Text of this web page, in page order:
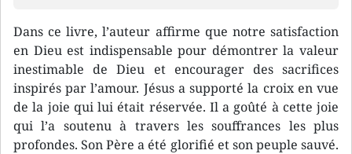
Dans ce livre, l’auteur affirme que notre satisfaction
en Dieu est indispensable pour démontrer la valeur
inestimable de Dieu et encourager des sacrifices
inspirés par l’amour. Jésus a supporté la croix en vue
de la joie qui lui était réservée. Il a goûté à cette joie
qui l’a soutenu à travers les souffrances les plus
profondes. Son Père a été glorifié et son peuple sauvé.